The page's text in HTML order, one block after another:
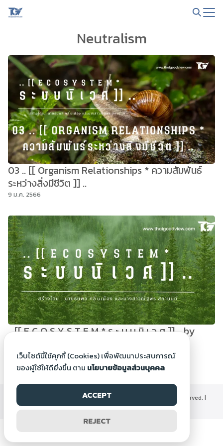
Skip
Neutralism
03 .. [[ Organism Relationships * ความสัมพันธ์
ระหว่างสิ่งมีชีวิต ]] ..
9 ม.ค. 2566
.. [[ E C O S Y S T E M * ร ะ บ บ นิ เ ว ศ ]] .. by
9 ม.ค. 2566
©2000-2026 Thaigoodview.com, All rights reserved. |
นโยบายข้อมูลส่วนบุคคล
เว็บไซต์นี้ใช้คุกกี้ (Cookies) เพื่อพัฒนาประสบการณ์
ของผู้ใช้ให้ดียิ่งขึ้น ตาม นโยบายข้อมูลส่วนบุคคล
ACCEPT
REJECT